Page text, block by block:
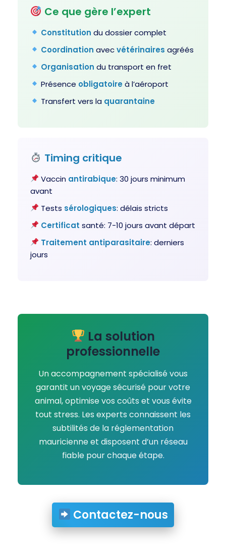
Ce que gère l’expert
Constitution du dossier complet
Coordination avecvétérinaires agréés
Organisation du transport en fret
Présence obligatoire à l’aéroport
Transfert vers la quarantaine
Timing critique
Vaccin antirabique: 30 jours minimum
avant
Tests sérologiques: délais stricts
Certificat santé: 7-10 jours avant départ
Traitement antiparasitaire: derniers
jours
La solution
professionnelle
Un accompagnement spécialisé vous
garantit un voyage sécurisé pour votre
animal, optimise vos coûts et vous évite
tout stress. Les experts connaissent les
subtilités de la réglementation
mauricienne et disposent d’un réseau
fiable pour chaque étape.
Contactez-nous